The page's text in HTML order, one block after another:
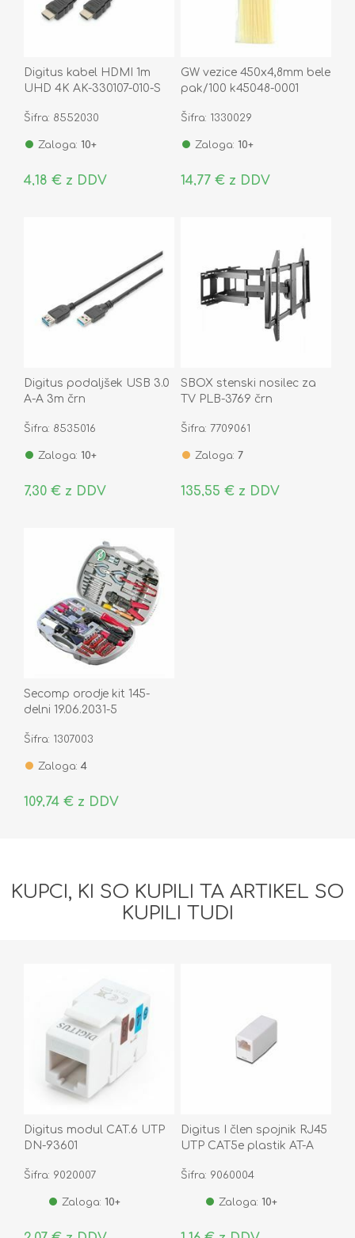
Digitus kabel HDMI 1m
UHD 4K AK-330107-010-S
Šifra: 8552030
Zaloga: 10+
4,18 € z DDV
GW vezice 450x4,8mm bele
pak/100 k45048-0001
Šifra: 1330029
Zaloga: 10+
14,77 € z DDV
Digitus podaljšek USB 3.0
A-A 3m črn
Šifra: 8535016
Zaloga: 10+
7,30 € z DDV
SBOX stenski nosilec za
TV PLB-3769 črn
Šifra: 7709061
Zaloga: 7
135,55 € z DDV
Secomp orodje kit 145-
delni 19.06.2031-5
Šifra: 1307003
Zaloga: 4
109,74 € z DDV
KUPCI, KI SO KUPILI TA ARTIKEL SO
KUPILI TUDI
Digitus modul CAT.6 UTP
DN-93601
Šifra: 9020007
Zaloga: 10+
Digitus I člen spojnik RJ45
UTP CAT5e plastik AT-A
Šifra: 9060004
Zaloga: 10+